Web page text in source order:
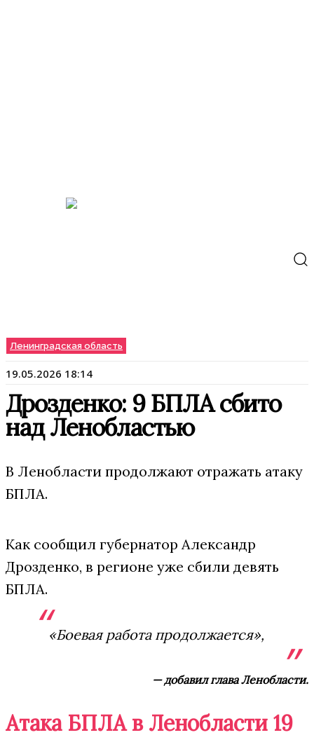
Ленинградская область
19.05.2026 18:14
Дрозденко: 9 БПЛА сбито
над Ленобластью
В Ленобласти продолжают отражать атаку
БПЛА.
Как сообщил губернатор Александр
Дрозденко, в регионе уже сбили девять
БПЛА.
«Боевая работа продолжается»,
— добавил глава Ленобласти.
Атака БПЛА в Ленобласти 19